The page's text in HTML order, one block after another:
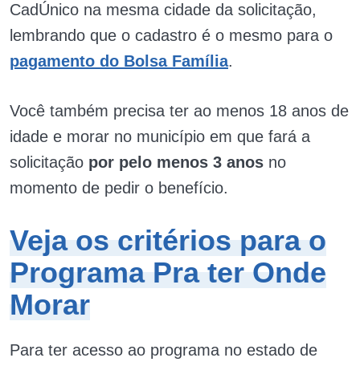
CadÚnico na mesma cidade da solicitação,
lembrando que o cadastro é o mesmo para o
pagamento do Bolsa Família.
Você também precisa ter ao menos 18 anos de
idade e morar no município em que fará a
solicitação por pelo menos 3 anos no
momento de pedir o benefício.
Veja os critérios para o
Programa Pra ter Onde
Morar
Para ter acesso ao programa no estado de